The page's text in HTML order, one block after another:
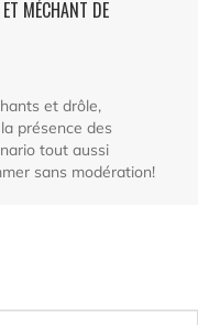
MÉCHANT DE
et drôle,
présence des
tout aussi
sans modération!